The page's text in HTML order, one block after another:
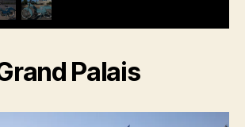
Palais